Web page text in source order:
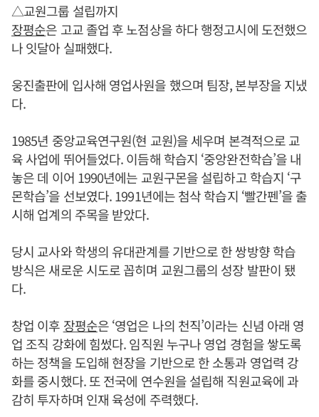
△교원그룹 설립까지
장평순은 고교 졸업 후 노점상을 하다 행정고시에 도전했으
나 잇달아 실패했다.
웅진출판에 입사해 영업사원을 했으며 팀장, 본부장을 지냈
다.
1985년 중앙교육연구원(현 교원)을 세우며 본격적으로 교
육 사업에 뛰어들었다. 이듬해 학습지 ‘중앙완전학습’을 내
놓은 데 이어 1990년에는 교원구몬을 설립하고 학습지 ‘구
몬학습’을 선보였다. 1991년에는 첨삭 학습지 ‘빨간펜’을 출
시해 업계의 주목을 받았다.
당시 교사와 학생의 유대관계를 기반으로 한 쌍방향 학습
방식은 새로운 시도로 꼽히며 교원그룹의 성장 발판이 됐
다.
창업 이후 장평순은 ‘영업은 나의 천직’이라는 신념 아래 영
업 조직 강화에 힘썼다. 임직원 누구나 영업 경험을 쌓도록
하는 정책을 도입해 현장을 기반으로 한 소통과 영업력 강
화를 중시했다. 또 전국에 연수원을 설립해 직원교육에 과
감히 투자하며 인재 육성에 주력했다.